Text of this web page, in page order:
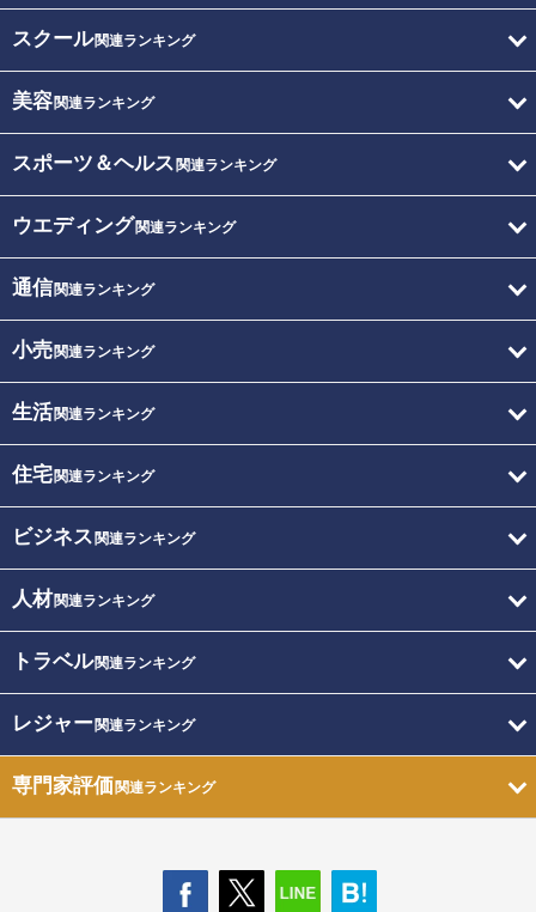
スクール関連ランキング
美容関連ランキング
スポーツ＆ヘルス 関連ランキング
ウエディング関連ランキング
通信関連ランキング
小売関連ランキング
生活関連ランキング
住宅関連ランキング
ビジネス 関連ランキング
人材関連ランキング
トラベル関連ランキング
レジャー関連ランキング
専門家評価関連ランキング